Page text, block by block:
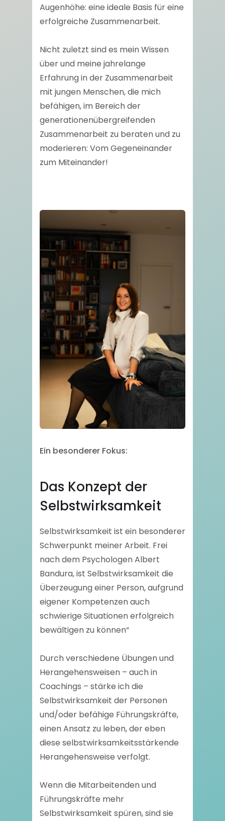
Augenhöhe: eine ideale Basis für eine
erfolgreiche Zusammenarbeit.
Nicht zuletzt sind es mein Wissen
über und meine jahrelange
Erfahrung in der Zusammenarbeit
mit jungen Menschen, die mich
befähigen, im Bereich der
generationenübergreifenden
Zusammenarbeit zu beraten und zu
moderieren: Vom Gegeneinander
zum Miteinander!
Ein besonderer Fokus:
Das Konzept der
Selbstwirksamkeit
Selbstwirksamkeit ist ein besonderer
Schwerpunkt meiner Arbeit. Frei
nach dem Psychologen Albert
Bandura, ist Selbstwirksamkeit die
Überzeugung einer Person, aufgrund
eigener Kompetenzen auch
schwierige Situationen erfolgreich
bewältigen zu können“
Durch verschiedene Übungen und
Herangehensweisen – auch in
Coachings – stärke ich die
Selbstwirksamkeit der Personen
und/oder befähige Führungskräfte,
einen Ansatz zu leben, der eben
diese selbstwirksamkeitsstärkende
Herangehensweise verfolgt.
Wenn die Mitarbeitenden und
Führungskräfte mehr
Selbstwirksamkeit spüren, sind sie